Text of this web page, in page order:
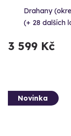
Drahany
(+ 28 dalších
3 599 Kč
Novinka